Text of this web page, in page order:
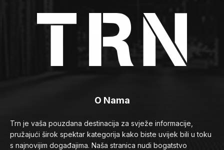
O Nama
Trn je vaša pouzdana destinacija za svježe informacije,
pružajući širok spektar kategorija kako biste uvijek bili u toku
s najnovijim događajima. Naša stranica nudi bogatstvo